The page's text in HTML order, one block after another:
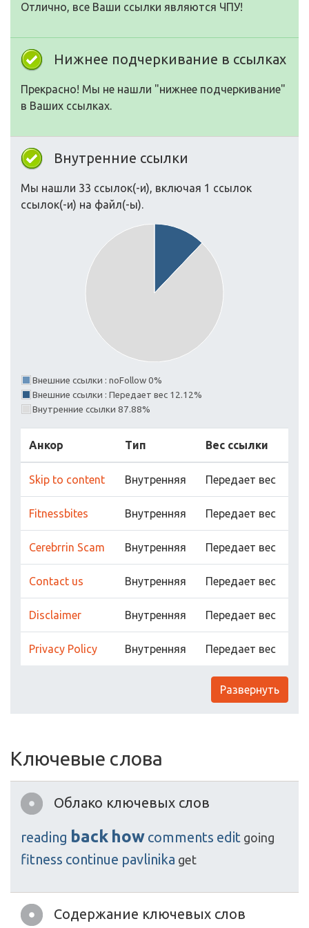
Отлично, все Ваши ссылки являются ЧПУ!
Нижнее подчеркивание в ссылках
Прекрасно! Мы не нашли "нижнее подчеркивание"
в Ваших ссылках.
Внутренние ссылки
Мы нашли 33 ссылок(-и), включая 1 ссылок
ссылок(-и) на файл(-ы).
Внешние ссылки : noFollow 0%
Внешние ссылки : Передает вес 12.12%
Внутренние ссылки 87.88%
Анкор Тип Вес ссылки
Skip to content Внутренняя Передает вес
Fitnessbites Внутренняя Передает вес
Cerebrrin Scam Внутренняя Передает вес
Contact us Внутренняя Передает вес
Disclaimer Внутренняя Передает вес
Privacy Policy Внутренняя Передает вес
Развернуть
Ключевые слова
Облако ключевых слов
reading back how comments edit going
fitness continue pavlinika get
Содержание ключевых слов